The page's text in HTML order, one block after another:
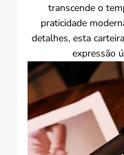
transcende o
praticidade
detalhes, esta
expressão